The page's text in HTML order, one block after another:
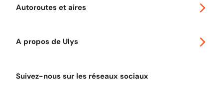
Autoroutes et aires
A propos de Ulys
Suivez-nous sur les réseaux sociaux